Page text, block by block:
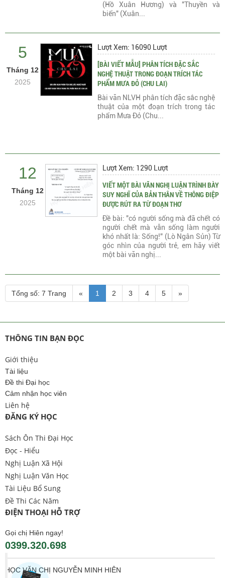
(Hồ Xuân Hương) và "Thuyền và
biển" (Xuân...
5
Tháng 12
2025
Lượt Xem: 16090 Lượt
[BÀI VIẾT MẪU] PHÂN TÍCH ĐẶC SẮC
NGHỆ THUẬT TRONG ĐOẠN TRÍCH TÁC
PHẨM MƯA ĐỎ (CHU LAI)
Bài văn NLVH phân tích đặc sắc nghệ
thuật của một đoạn trích trong tác
phẩm Mưa Đỏ (Chu...
12
Tháng 12
2025
Lượt Xem: 1290 Lượt
VIẾT MỘT BÀI VĂN NGHỊ LUẬN TRÌNH BÀY
SUY NGHĨ CỦA BẢN THÂN VỀ THÔNG ĐIỆP
ĐƯỢC RÚT RA TỪ ĐOẠN THƠ
Đề bài: "có người sống mà đã chết có
người chết mà vẫn sống làm người
khó nhất là: Sống!" (Lò Ngân Sủn) Từ
góc nhìn của người trẻ, em hãy viết
một bài văn nghị...
Tổng số: 7 Trang « 1 2 3 4 5 »
THÔNG TIN BẠN ĐỌC
Giới thiệu
Tài liệu
Đề thi Đại học
Cảm nhận học viên
Liên hệ
ĐĂNG KÝ HỌC
Sách Ôn Thi Đại Học
Đọc - Hiểu
Nghị Luận Xã Hội
Nghị Luận Văn Học
Tài Liệu Bổ Sung
Đề Thi Các Năm
ĐIỆN THOẠI HỖ TRỢ
Gọi chị Hiên ngay!
0399.320.698
HỌC VĂN CHỊ NGUYỄN MINH HIÊN